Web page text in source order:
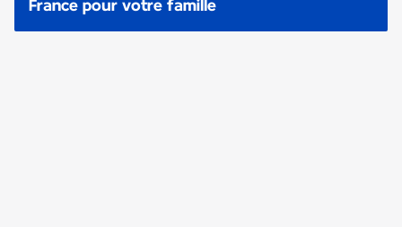
France pour votre famille